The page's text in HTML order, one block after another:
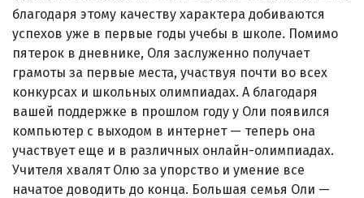
благодаря этому качеству характера добиваются
успехов уже в первые годы учебы в школе. Помимо
пятерок в дневнике, Оля заслуженно получает
грамоты за первые места, участвуя почти во всех
конкурсах и школьных олимпиадах. А благодаря
вашей поддержке в прошлом году у Оли появился
компьютер с выходом в интернет — теперь она
участвует еще и в различных онлайн-олимпиадах.
Учителя хвалят Олю за упорство и умение все
начатое доводить до конца. Большая семья Оли —